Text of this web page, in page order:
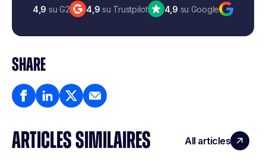
4,9 su G2 4,9 su Trustpilot 4,9 su Google
SHARE
ARTICLES SIMILAIRES All articles